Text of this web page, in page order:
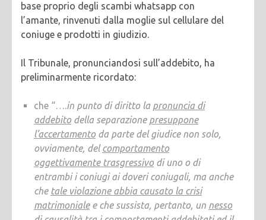
base proprio degli scambi whatsapp con
l’amante, rinvenuti dalla moglie sul cellulare del
coniuge e prodotti in giudizio.
Il Tribunale, pronunciandosi sull’addebito, ha
preliminarmente ricordato:
che “….in punto di diritto la pronuncia di
addebito della separazione presuppone
l’accertamento da parte del giudice non solo,
ovviamente, del comportamento
oggettivamente trasgressivo di uno o di
entrambi i coniugi ai doveri coniugali, ma anche
che tale violazione abbia causato la crisi
matrimonialee che sussista, pertanto, un nesso